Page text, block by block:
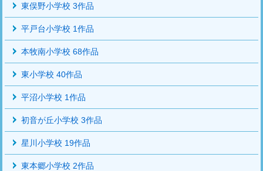
東俣野小学校 3作品
平戸台小学校 1作品
本牧南小学校 68作品
東小学校 40作品
平沼小学校 1作品
初音が丘小学校 3作品
星川小学校 19作品
東本郷小学校 2作品